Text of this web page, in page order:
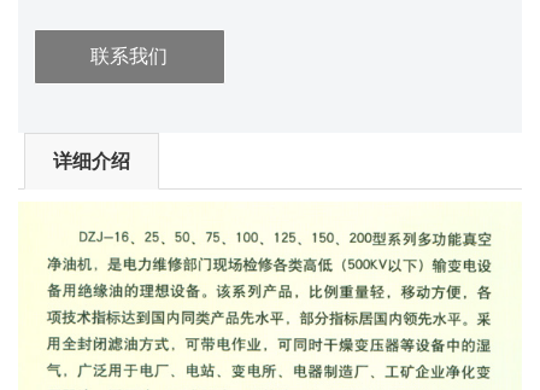
联系我们
详细介绍